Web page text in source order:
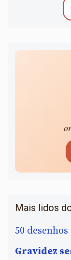
Mais lidos
50
Gravidez